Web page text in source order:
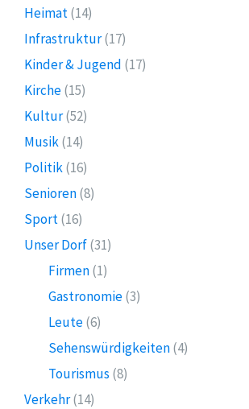
Heimat(14)
Infrastruktur(17)
Kinder & Jugend (17)
Kirche(15)
Kultur(52)
Musik(14)
Politik(16)
Senioren(8)
Sport(16)
Unser Dorf(31)
Firmen(1)
Gastronomie(3)
Leute(6)
Sehenswürdigkeiten(4)
Tourismus (8)
Verkehr(14)